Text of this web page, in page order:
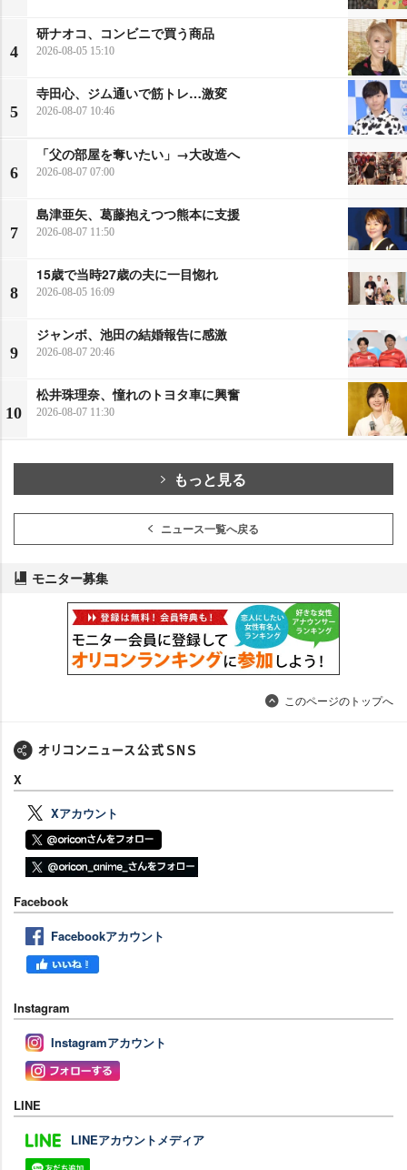
4
研ナオコ、コンビニで買う商品
2026-08-05 15:10
5
寺田心、ジム通いで筋トレ…激変
2026-08-07 10:46
6
「父の部屋を奪いたい」→大改造へ
2026-08-07 07:00
7
島津亜矢、葛藤抱えつつ熊本に支援
2026-08-07 11:50
8
15歳で当時27歳の夫に一目惚れ
2026-08-05 16:09
9
ジャンボ、池田の結婚報告に感激
2026-08-07 20:46
10
松井珠理奈、憧れのトヨタ車に興奮
2026-08-07 11:30
もっと見る
ニュース一覧へ戻る
モニター募集
このページのトップへ
X
Xアカウント
Facebook
Facebookアカウント
Instagram
Instagramアカウント
LINE
LINEアカウントメディア